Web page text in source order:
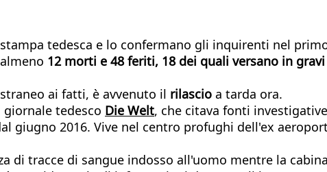
tedesca e lo confermano gli inquirenti nel
12 morti e 48 feriti, 18 dei quali versano in
ai fatti, è avvenuto il rilascio a tarda ora.
tedesco Die Welt, che citava fonti
giugno 2016. Vive nel centro profughi dell'ex
di tracce di sangue indosso all'uomo mentre la